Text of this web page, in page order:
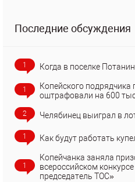
Последние обсуждения
1 Когда в поселке
1
Копейского подрядчика
оштрафовали на 600
2 Челябинец выиграл в
1 Как будут работать
1
Копейчанка заняла
всероссийском
председатель ТОС»